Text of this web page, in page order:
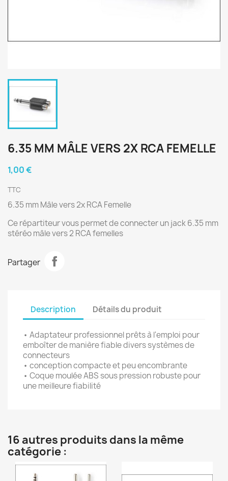
6.35 MM MÂLE VERS 2X RCA FEMELLE
1,00 €
TTC
6.35 mm Mâle vers 2x RCA Femelle
Ce répartiteur vous permet de connecter un jack 6.35 mm
stéréo mâle vers 2 RCA femelles
Partager
Description Détails du produit
• Adaptateur professionnel prêts à l'emploi pour
emboîter de manière fiable divers systèmes de
connecteurs
• conception compacte et peu encombrante
• Coque moulée ABS sous pression robuste pour
une meilleure fiabilité
16 autres produits dans la même
catégorie :